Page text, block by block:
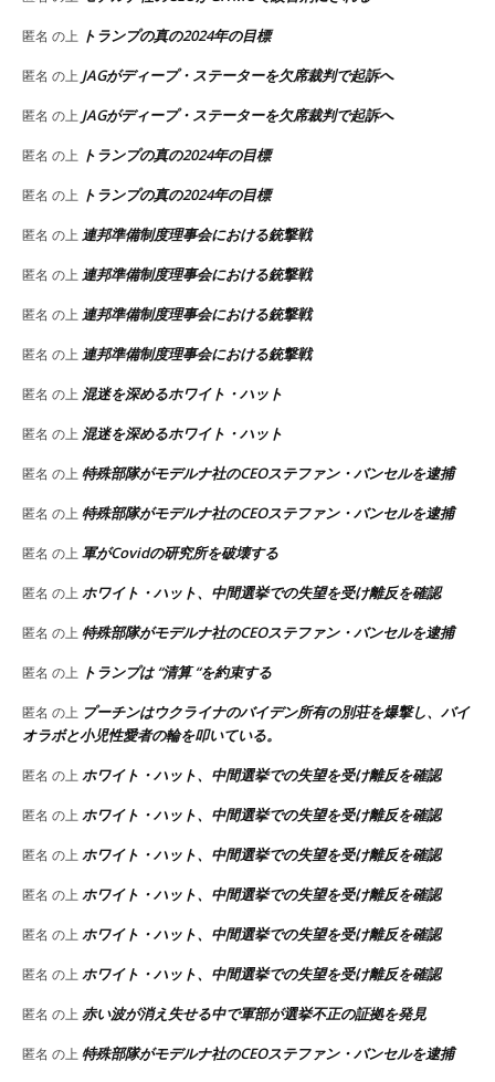
匿名 の上 トランプの真の2024年の目標
匿名 の上 JAGがディープ・ステーターを欠席裁判で起訴へ
匿名 の上 JAGがディープ・ステーターを欠席裁判で起訴へ
匿名 の上 トランプの真の2024年の目標
匿名 の上 トランプの真の2024年の目標
匿名 の上 連邦準備制度理事会における銃撃戦
匿名 の上 連邦準備制度理事会における銃撃戦
匿名 の上 連邦準備制度理事会における銃撃戦
匿名 の上 連邦準備制度理事会における銃撃戦
匿名 の上 混迷を深めるホワイト・ハット
匿名 の上 混迷を深めるホワイト・ハット
匿名 の上 特殊部隊がモデルナ社のCEOステファン・バンセルを逮捕
匿名 の上 特殊部隊がモデルナ社のCEOステファン・バンセルを逮捕
匿名 の上 軍がCovidの研究所を破壊する
匿名 の上 ホワイト・ハット、中間選挙での失望を受け離反を確認
匿名 の上 特殊部隊がモデルナ社のCEOステファン・バンセルを逮捕
匿名 の上 トランプは “清算 “を約束する
匿名 の上 プーチンはウクライナのバイデン所有の別荘を爆撃し、バイ
オラボと小児性愛者の輪を叩いている。
匿名 の上 ホワイト・ハット、中間選挙での失望を受け離反を確認
匿名 の上 ホワイト・ハット、中間選挙での失望を受け離反を確認
匿名 の上 ホワイト・ハット、中間選挙での失望を受け離反を確認
匿名 の上 ホワイト・ハット、中間選挙での失望を受け離反を確認
匿名 の上 ホワイト・ハット、中間選挙での失望を受け離反を確認
匿名 の上 ホワイト・ハット、中間選挙での失望を受け離反を確認
匿名 の上 赤い波が消え失せる中で軍部が選挙不正の証拠を発見
匿名 の上 特殊部隊がモデルナ社のCEOステファン・バンセルを逮捕